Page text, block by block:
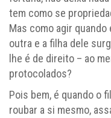
tem como se
Mas como agir quando
outra e a filha dele
lhe é de direito – ao
protocolados?
Pois bem, é quando o
roubar a si mesmo,